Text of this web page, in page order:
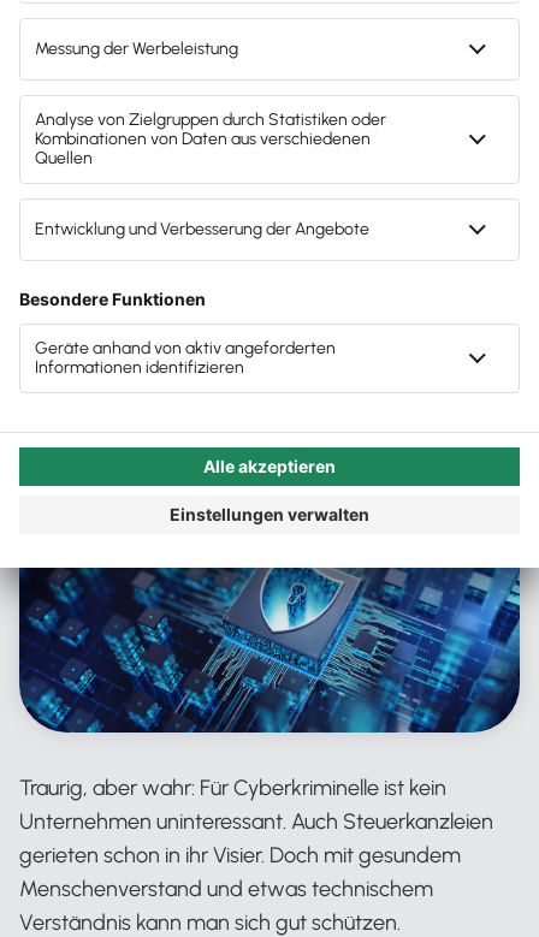
Was heißt „Produkt mit regionalem Klimabeitrag“?
Wir sind für Sie da – bundesweit
Die vorangegangenen News
virtuellen Raum. Zu letzterem finden Sie in dieser
Ausgabe unserer Fachinformationen gleich zwei
Artikel. Warum? Weil eine sich stetig
weiterentwickelnde Technik nicht nur Chancen
bietet, sondern auch das eine oder andere Risiko
birgt. Doch keine Sorge: Wir stellen Ihnen hier ein
paar solide Lösungen vor. Viel Freude beim Lesen!
Patrick Nassall
Autor:in:Patrick Nassall
Veröffentlicht:30.04.2025
Kategorie:Steuerberater:innen
Safety first
Traurig, aber wahr: Für Cyberkriminelle ist kein
Unternehmen uninteressant. Auch Steuerkanzleien
gerieten schon in ihr Visier. Doch mit gesundem
Menschenverstand und etwas technischem
Verständnis kann man sich gut schützen.